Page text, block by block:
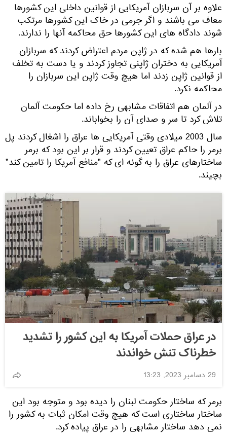
علاوه بر آن سربازان آمریکایی از قوانین داخلی این کشورها
معاف می باشند و اگر جرمی در خاک این کشورها مرتکب
شوند دادگاه های این کشورها حق محاکمه آنها را ندارند.
بارها هم شده که در ژاپن مردم اعتراض کردند که سربازان
آمریکایی به دختران ژاپنی تجاوز کردند و یا دست به تخلف
از قوانین ژاپن زدند اما هیچ وقت ژاپن این سربازان را
محاکمه نکرد.
در آلمان هم اتفاقات مشابهی رخ داده اما حکومت آلمان
تلاش کرد تا سر و صدای آن را بخواباند.
سال 2003 میلادی وقتی آمریکایی ها عراق را اشغال کردند پل
برمر را حاکم عراق تعیین کردند و قرار بر این بود که برمر
ساختارهای عراق را به گونه ای که "منافع آمریکا را تامین کند"
بچیند.
در عراق حملات آمریکا به این کشور را تشدید
خطرناک تنش خواندند
29 دسامبر 2023, 13:23
برمر که ساختار حکومت لبنان را دیده بود و متوجه بود این
ساختار ساختاری است که هیچ وقت امکان ثبات به کشور را
نمی دهد ساختار مشابهی را در عراق پیاده کرد.